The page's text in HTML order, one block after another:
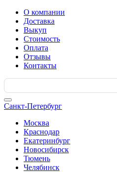
О компании
Доставка
Выкуп
Стоимость
Оплата
Отзывы
Контакты
Search
for:
Санкт-Петербург
Москва
Краснодар
Екатеринбург
Новосибирск
Тюмень
Челябинск